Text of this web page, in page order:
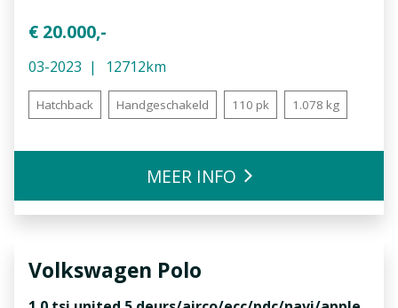
€ 20.000,-
03-2023 12712km
Hatchback Handgeschakeld 110 pk 1.078 kg
MEER INFO
Volkswagen Polo